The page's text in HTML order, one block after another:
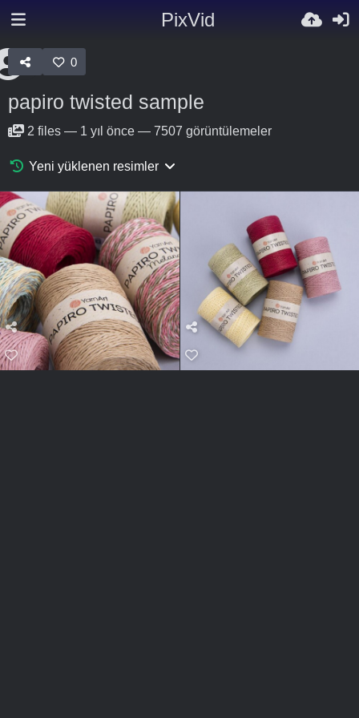
PixVid
0
papiro twisted sample
2 files — 1 yıl önce — 7507 görüntülemeler
Yeni yüklenen resimler